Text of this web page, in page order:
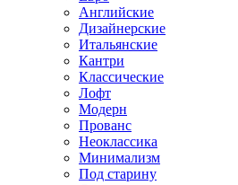
Английские
Дизайнерские
Итальянские
Кантри
Классические
Лофт
Модерн
Прованс
Неоклассика
Минимализм
Под старину